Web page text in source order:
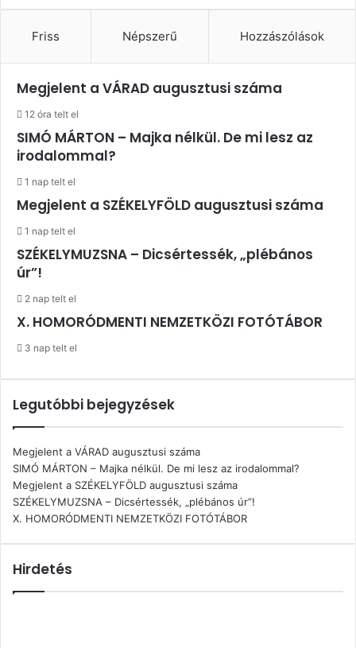
Friss Népszerű Hozzászólások
Megjelent a VÁRAD augusztusi száma
12 óra telt el
SIMÓ MÁRTON – Majka nélkül. De mi lesz az
irodalommal?
1 nap telt el
Megjelent a SZÉKELYFÖLD augusztusi száma
1 nap telt el
SZÉKELYMUZSNA – Dicsértessék, „plébános
úr”!
2 nap telt el
X. HOMORÓDMENTI NEMZETKÖZI FOTÓTÁBOR
3 nap telt el
Legutóbbi bejegyzések
Megjelent a VÁRAD augusztusi száma
SIMÓ MÁRTON – Majka nélkül. De mi lesz az irodalommal?
Megjelent a SZÉKELYFÖLD augusztusi száma
SZÉKELYMUZSNA – Dicsértessék, „plébános úr”!
X. HOMORÓDMENTI NEMZETKÖZI FOTÓTÁBOR
Hirdetés